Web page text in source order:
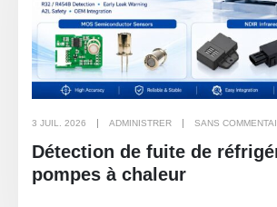
3 JUIL. 2026 ADMINISTRER SANS
Détection de fuite de
pompes à chaleur